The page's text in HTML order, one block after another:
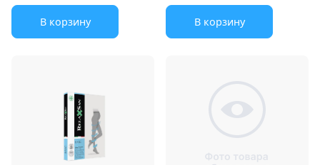
В корзину В корзину